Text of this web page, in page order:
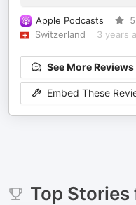
Apple Podcasts 5
Switzerland
3 years
See More Reviews
Embed These
Top Stories